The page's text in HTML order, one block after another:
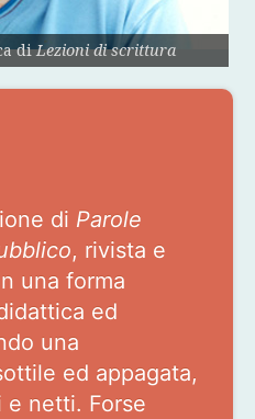
diLezioni di scrittura
di Parole
, rivista e
una forma
ed
una
ed appagata,
netti. Forse